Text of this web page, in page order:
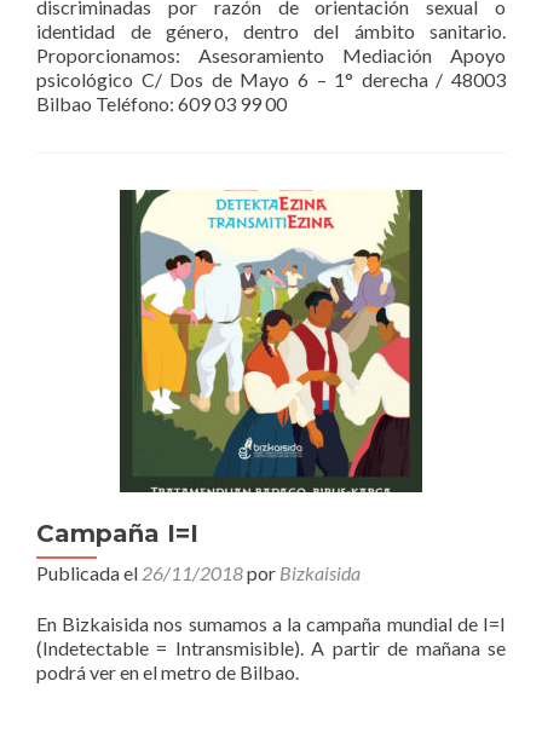
discriminadas por razón de orientación sexual o
identidad de género, dentro del ámbito sanitario.
Proporcionamos: Asesoramiento Mediación Apoyo
psicológico C/ Dos de Mayo 6 – 1° derecha / 48003
Bilbao Teléfono: 609 03 99 00
Campaña I=I
Publicada el 26/11/2018por Bizkaisida
En Bizkaisida nos sumamos a la campaña mundial de I=I
(Indetectable = Intransmisible). A partir de mañana se
podrá ver en el metro de Bilbao.